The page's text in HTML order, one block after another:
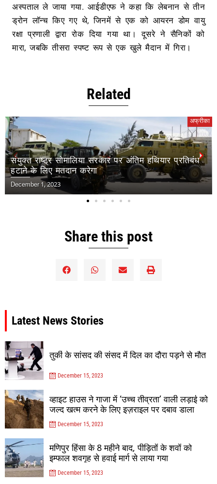
अस्पताल ले जाया गया. आईडीएफ ने कहा कि लेबनान से तीन
ड्रोन लॉन्च किए गए थे, जिनमें से एक को आयरन डोम वायु
रक्षा प्रणाली द्वारा रोक दिया गया था। दूसरे ने सैनिकों को
मारा, जबकि तीसरा स्पष्ट रूप से एक खुले मैदान में गिरा।
Related
अफ़्रीका की सार्वजनिक स्वास्थ्य एजेंसी का कहना है कि
जलवायु परिवर्तन मानव स्वास्थ्य के लिए सबसे बड़ा ख़तरा है
November 30, 2023
Share this post
Latest News Stories
तुर्की के सांसद की संसद में दिल का दौरा पड़ने से मौत
December 15, 2023
व्हाइट हाउस ने गाजा में ‘उच्च तीव्रता’ वाली लड़ाई को
जल्द खत्म करने के लिए इज़राइल पर दबाव डाला
December 15, 2023
मणिपुर हिंसा के 8 महीने बाद, पीड़ितों के शवों को
इम्फाल शवगृह से हवाई मार्ग से लाया गया
December 15, 2023